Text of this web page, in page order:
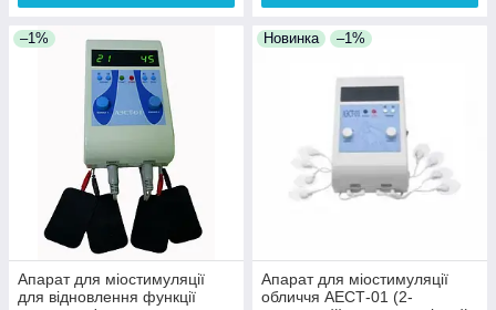
–1%
Апарат для міостимуляції
для відновлення функції
Новинка –1%
Апарат для міостимуляції
обличчя АЕСТ-01 (2-